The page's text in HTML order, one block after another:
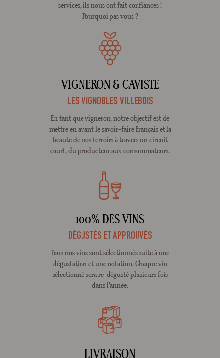
services, ils nous ont fait confiances !
Pourquoi pas vous ?
VIGNERON & CAVISTE
LES VIGNOBLES VILLEBOIS
En tant que vigneron, notre objectif est de
mettre en avant le savoir-faire Français et la
beauté de nos terroirs à travers un circuit
court, du producteur aux consommateurs.
100% DES VINS
DÉGUSTÉS ET APPROUVÉS
Tous nos vins sont sélectionnés suite à une
dégustation et une notation. Chaque vin
sélectionné sera re-dégusté plusieurs fois
dans l'année.
LIVRAISON